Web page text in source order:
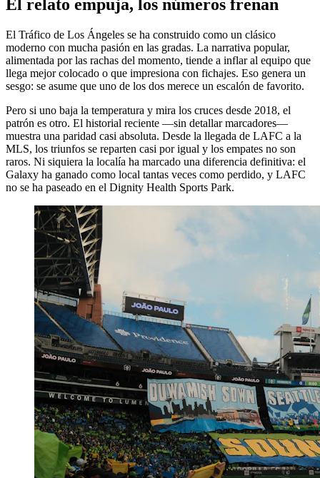
El relato empuja, los números frenan
El Tráfico de Los Ángeles se ha construido como un clásico
moderno con mucha pasión en las gradas. La narrativa popular,
alimentada por las rachas del momento, tiende a inflar al equipo que
llega mejor colocado o que impresiona con fichajes. Eso genera un
sesgo: se asume que uno de los dos merece un escalón de favorito.
Pero si uno baja la temperatura y mira los cruces desde 2018, el
patrón es otro. El historial reciente —sin detallar marcadores—
muestra una paridad casi absoluta. Desde la llegada de LAFC a la
MLS, los triunfos se reparten casi por igual y los empates no son
raros. Ni siquiera la localía ha marcado una diferencia definitiva: el
Galaxy ha ganado como local tantas veces como perdido, y LAFC
no se ha paseado en el Dignity Health Sports Park.